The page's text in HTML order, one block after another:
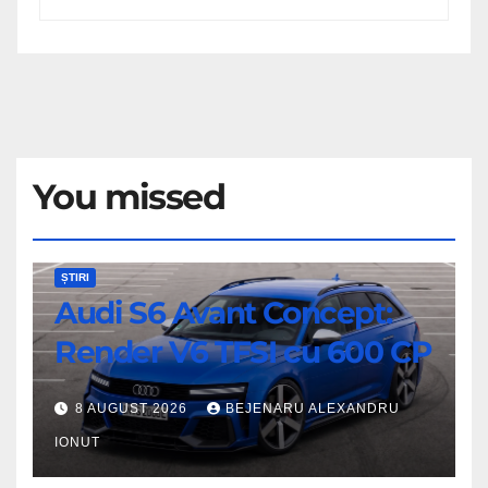
You missed
Audi
S6
Avant
Concept:
Render
TFSI
ȘTIRI
Audi S6 Avant Concept:
Render V6 TFSI cu 600 CP
8 AUGUST 2026 BEJENARU ALEXANDRU
IONUT